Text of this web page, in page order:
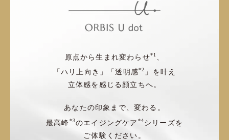
原点から生まれ変わらせ*1
「ハリ上向き」「透明感*2 」を叶え
立体感を感じる顔立ちへ。
あなたの印象まで、変わる。
最高峰*3のエイジングケア *4シリーズを
ご体験ください。